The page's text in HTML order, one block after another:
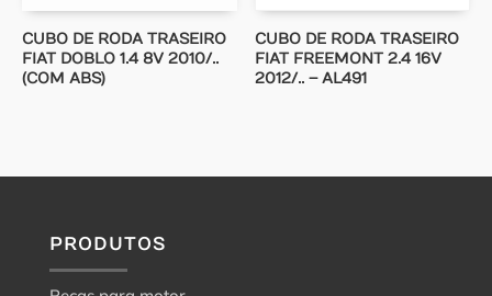
CUBO DE RODA TRASEIRO
FIAT DOBLO 1.4 8V 2010/..
(COM ABS)
CUBO DE RODA TRASEIRO
FIAT FREEMONT 2.4 16V
2012/.. – AL491
PRODUTOS